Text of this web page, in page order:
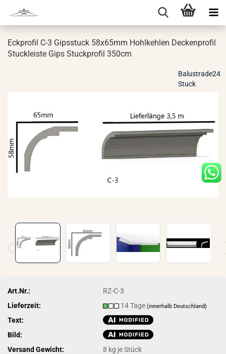
Eck­pro­fil C-3 Gips­stuck 58x65mm Hohl­keh­len De­cken­pro­fil
Stuck­leis­te Gips Stuck­pro­fil 350cm
Balustrade24
Stuck
Art.Nr.:
RZ-C-3
Lieferzeit:
14 Tage(innerhalb Deutschland)
Text:
Bild:
Versand Gewicht:
8 kg je Stück